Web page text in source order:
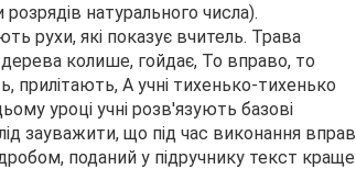
натурального числа).
рухи, які показує вчитель. Трава
дерева колише, гойдає, То вправо, то
прилітають, А учні тихенько-тихенько
уроці учні розв'язують базові
зауважити, що під час виконання вправ
поданий у підруч­нику текст краще